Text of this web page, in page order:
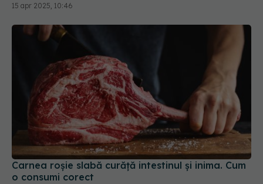
15 apr 2025, 10:46
Carnea roșie slabă curăță intestinul și inima. Cum
o consumi corect